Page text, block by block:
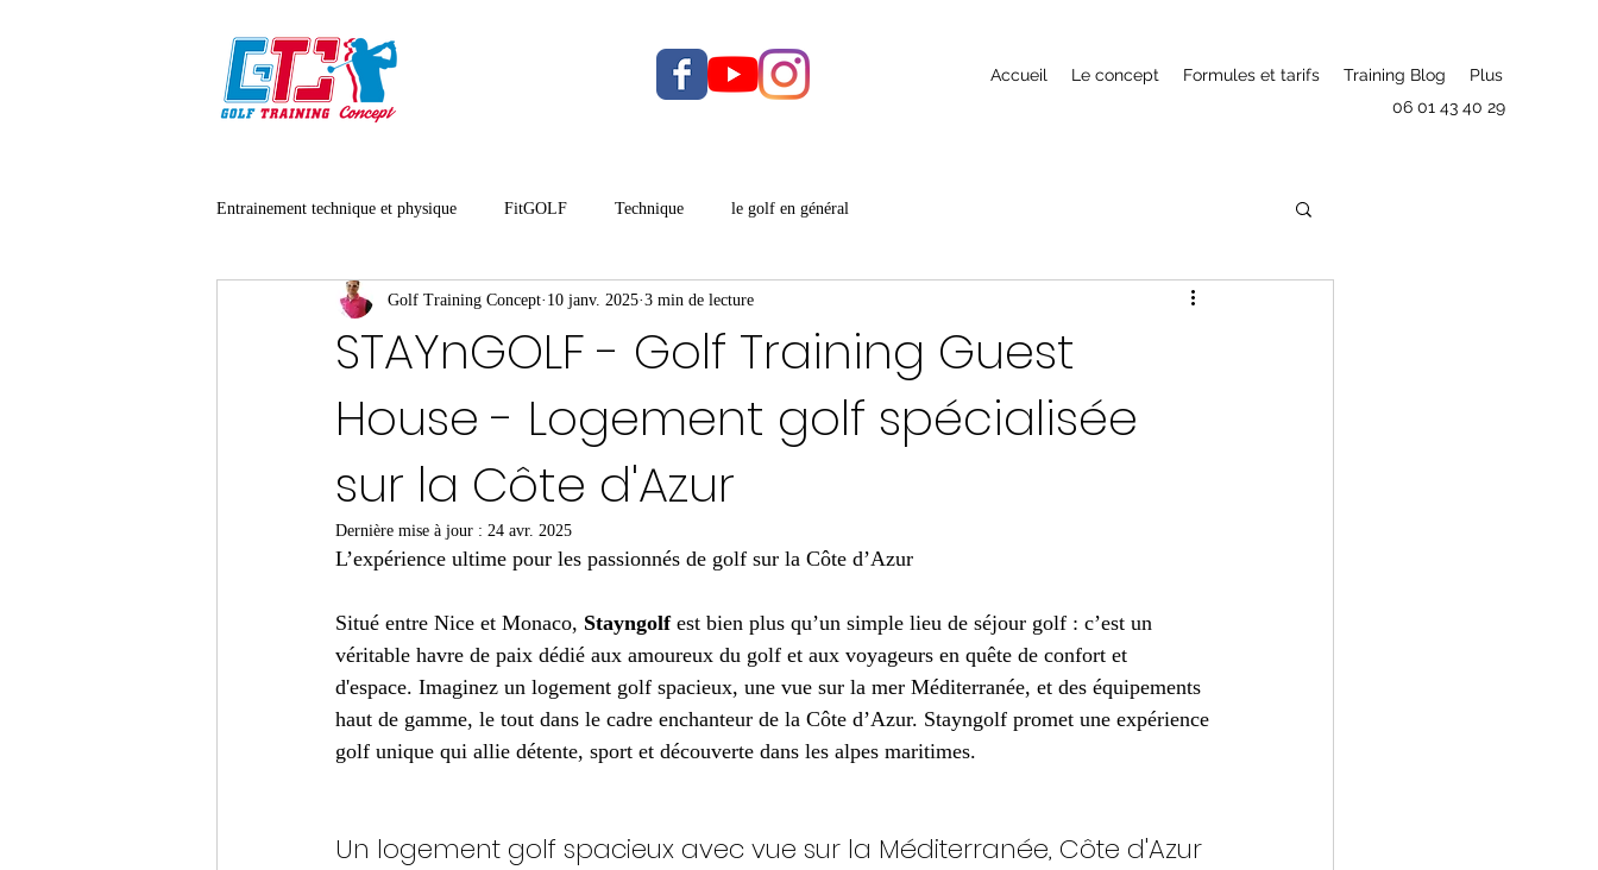
Accueil Le concept Formules et tarifs Training Blog
Plus
06 01 43 40 29
Entrainement technique et physique FitGOLF Technique le golf en général
STAYnGOLF - Golf Training Guest
House - Logement golf spécialisée
sur la Côte d'Azur
Golf Training Concept 10 janv. 2025 3 min de lecture
Dernière mise à jour : 24 avr. 2025
L’expérience ultime pour les passionnés de golf sur la Côte d’Azur
Situé entre Nice et Monaco, Stayngolf est bien plus qu’un simple lieu de séjour golf : c’est un
véritable havre de paix dédié aux amoureux du golf et aux voyageurs en quête de confort et
d'espace. Imaginez un logement golf spacieux, une vue sur la mer Méditerranée, et des équipements
haut de gamme, le tout dans le cadre enchanteur de la Côte d’Azur. Stayngolf promet une expérience
golf unique qui allie détente, sport et découverte dans les alpes maritimes.
Un logement golf spacieux avec vue sur la Méditerranée, Côte d'Azur